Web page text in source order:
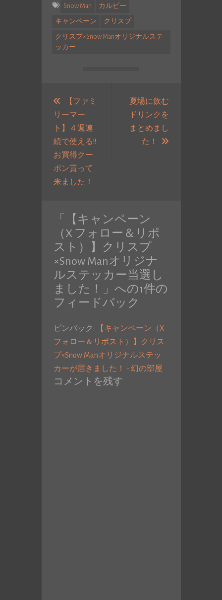
Snow Man カルビー
キャンペーン クリスプ
クリスプ×Snow Manオリジナルステ
ッカー
【ファミ
リーマー
ト】４週連
続で使える!!
お買得クー
ポン貰って
来ました！
投
稿:
夏場に飲む
ドリンクを
まとめまし
た！
次
「
【キャンペーン
（X フォロー＆リポ
スト）】クリスプ
×Snow Manオリジナ
ルステッカー当選し
ました！
」への1件の
フィードバック
ピンバック:
【キャンペーン（X
フォロー＆リポスト）】クリス
プ×Snow Manオリジナルステッ
カーが届きました！ - 幻の部屋
コメントを残す